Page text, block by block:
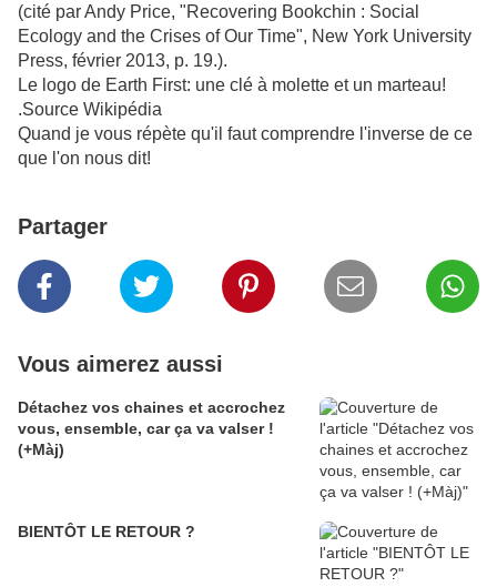
(cité par Andy Price, "Recovering Bookchin : Social
Ecology and the Crises of Our Time", New York University
Press, février 2013, p. 19.).
Le logo de Earth First: une clé à molette et un marteau!
.Source Wikipédia
Quand je vous répète qu'il faut comprendre l'inverse de ce
que l'on nous dit!
Partager
Vous aimerez aussi
Détachez vos chaines et accrochez
vous, ensemble, car ça va valser !
(+Màj)
BIENTÔT LE RETOUR ?